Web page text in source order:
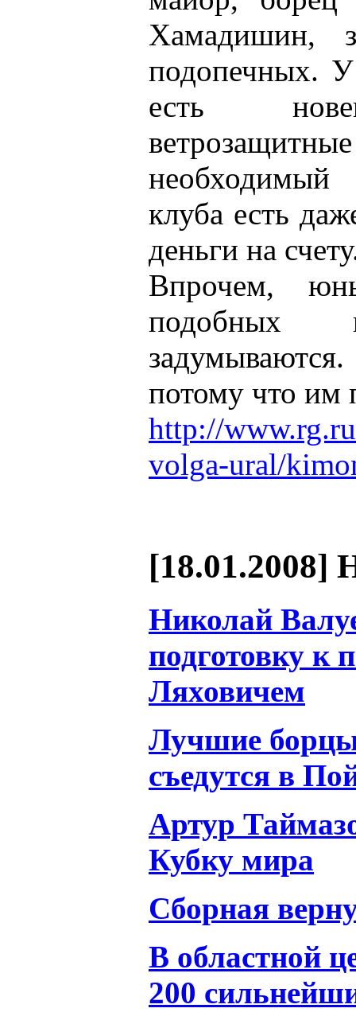
Хамадишин,
подопечных.
есть
необходимый
клуба есть
деньги на
Впрочем,
потому что им
http://
volga-ural/
[18.01.2008]
Николай
подготовку к
Ляховичем
Лучшие
съедутся в
Артур
Кубку мира
Сборная
В областной
200